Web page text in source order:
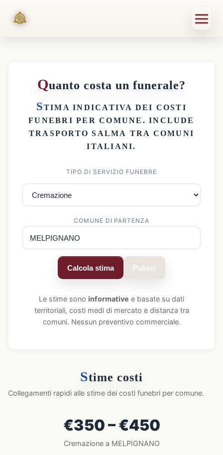
Quanto costa un funerale?
STIMA INDICATIVA DEI COSTI
FUNEBRI PER COMUNE . INCLUDE
TRASPORTO SALMA TRA COMUNI
ITALIANI.
TIPO DI SERVIZIO FUNEBRE
COMUNE DI PARTENZA
Calcola stima Pulisci
Le stime sono informative e basate su dati
territoriali, costi medi di mercato e distanza tra
comuni. Nessun preventivo commerciale.
Stime costi
Collegamenti rapidi alle stime dei costi funebri per comune.
€350 – €450
Cremazione a MELPIGNANO